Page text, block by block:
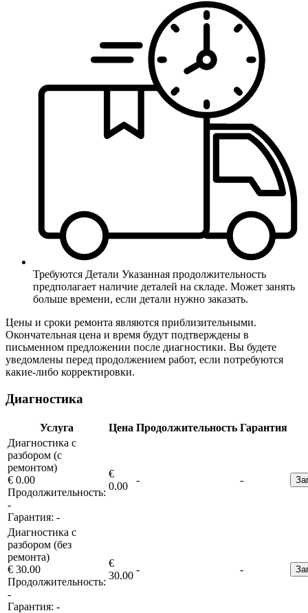
Требуются Детали Указанная продолжительность
предполагает наличие деталей на складе. Может занять
больше времени, если детали нужно заказать.
Цены и сроки ремонта являются приблизительными.
Окончательная цена и время будут подтверждены в
письменном предложении после диагностики. Вы будете
уведомлены перед продолжением работ, если потребуются
какие-либо корректировки.
Диагностика
Услуга Цена Продолжительность Гарантия
Диагностика с
разбором (с
ремонтом)
€ 0.00
Продолжительность:
-
Гарантия: -
€
0.00
- -
Диагностика с
разбором (без
ремонта)
€ 30.00
Продолжительность:
-
Гарантия: -
€
30.00
- -